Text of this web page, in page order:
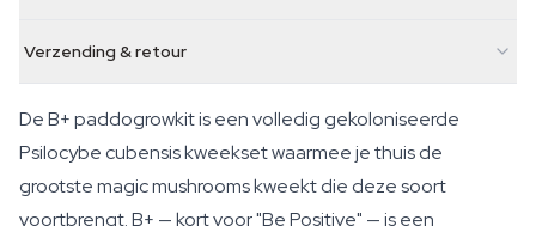
Verzending & retour
De B+ paddogrowkit is een volledig gekoloniseerde
Psilocybe cubensis kweekset waarmee je thuis de
grootste magic mushrooms kweekt die deze soort
voortbrengt. B+ — kort voor "Be Positive" — is een